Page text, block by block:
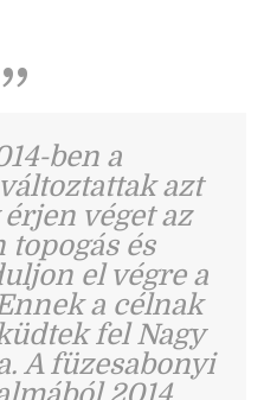
ben a
azt
véget az
topogás és
el végre a
a célnak
fel Nagy
A füzesabonyi